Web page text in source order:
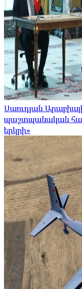
Սաուդյան
պաշտպանական
երկրի»